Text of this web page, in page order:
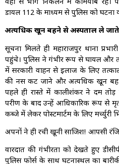
वहां से भाग निकलने में कामयाब रहे।
डायल 112 के माध्यम से पुलिस को घटना
अत्यधिक खून बहने से अस्पताल ले जाते
सूचना मिलते ही महाराजपुर थाना
पहुंचे। पुलिस ने गंभीर रूप से घायल और
में सरकारी वाहन से इलाज के लिए
की नस कट जाने और अत्यधिक खून
पहले ही रास्ते में कालीशंकर ने दम तोड़
परीक्षण के बाद उन्हें आधिकारिक रूप से
कब्जे में लेकर पोस्टमार्टम के लिए मर्च्युरी
अपनों ने ही रची खूनी साजिश! आपसी
वारदात की गंभीरता को देखते हुए
पुलिस फोर्स के साथ घटनास्थल का